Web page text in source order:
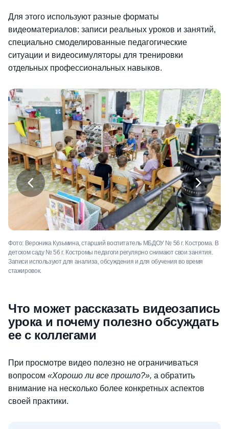
Для этого используют разные форматы
видеоматериалов: записи реальных уроков и занятий,
специально смоделированные педагогические
ситуации и видеосимуляторы для тренировки
отдельных профессиональных навыков.
Фото: Вероника Кузьмина, старший воспитатель МБДОУ № 56 г. Кострома. В
детском саду № 56 г. Костромы педагоги регулярно снимают свои занятия.
Записи используют для анализа, обсуждения и для обучения во время
стажировок.
Фото: Вероника Кузьмина, старший воспитатель МБДОУ № 56 г. Кострома. В
детском саду № 56 г. Костромы педагоги регулярно снимают свои занятия.
Записи используют для анализа, обсуждения и для обучения во время
стажировок.
Фото: Вероника Кузьмина, старший воспитатель МБДОУ № 56 г. Кострома. В
детском саду № 56 г. Костромы педагоги регулярно снимают свои занятия.
Записи используют для анализа, обсуждения и для обучения во время
стажировок.
Что может рассказать видеозапись
урока и почему полезно обсуждать
ее с коллегами
При просмотре видео полезно не ограничиваться
вопросом «Хорошо ли все прошло?», а обратить
внимание на несколько более конкретных аспектов
своей практики.